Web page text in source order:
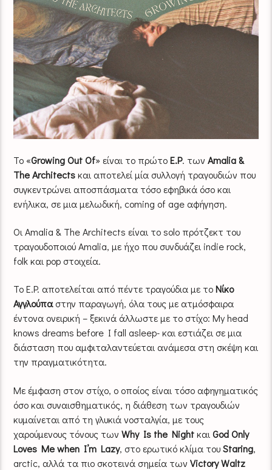
Το «Growing Out Of» είναι το πρώτοE.P. τωνAmalia &
The Architectsκαι αποτελεί µία συλλογή τραγουδιών που
συγκεντρώνει αποσπάσµατα τόσο εφηβικά όσο και
ενήλικα, σε µια µελωδική, coming of age αφήγηση.
Οι Amalia & The Architects είναι το solo πρότζεκτ του
τραγουδοποιού Amalia, µε ήχο που συνδυάζει indie rock,
folk και pop στοιχεία.
Το E.P. αποτελείται από πέντε τραγούδια με τοΝίκο
Αγγλούπαστην παραγωγή, όλα τους µε ατµόσφαιρα
έντονα ονειρική – ξεκινά άλλωστε µε το στίχο: My head
knows dreams before I fall asleep- και εστιάζει σε µια
διάσταση που αμφιταλαντεύεται ανάµεσα στη σκέψη και
την πραγµατικότητα.
Με έµφαση στον στίχο, ο οποίος είναι τόσο αφηγηµατικός
όσο και συναισθηµατικός, η διάθεση των τραγουδιών
κυµαίνεται από τη γλυκιά νοσταλγία, µε τους
χαρούµενους τόνους τωνWhy Is the NightκαιGod Only
Loves Me when I’m Lazy, στο ερωτικό κλίµα τουStaring,
arctic, αλλά τα πιο σκοτεινά σηµεία τωνVictory Waltz